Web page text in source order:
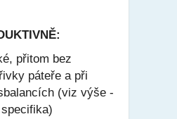
přitom bez
páteře a při
(viz výše -